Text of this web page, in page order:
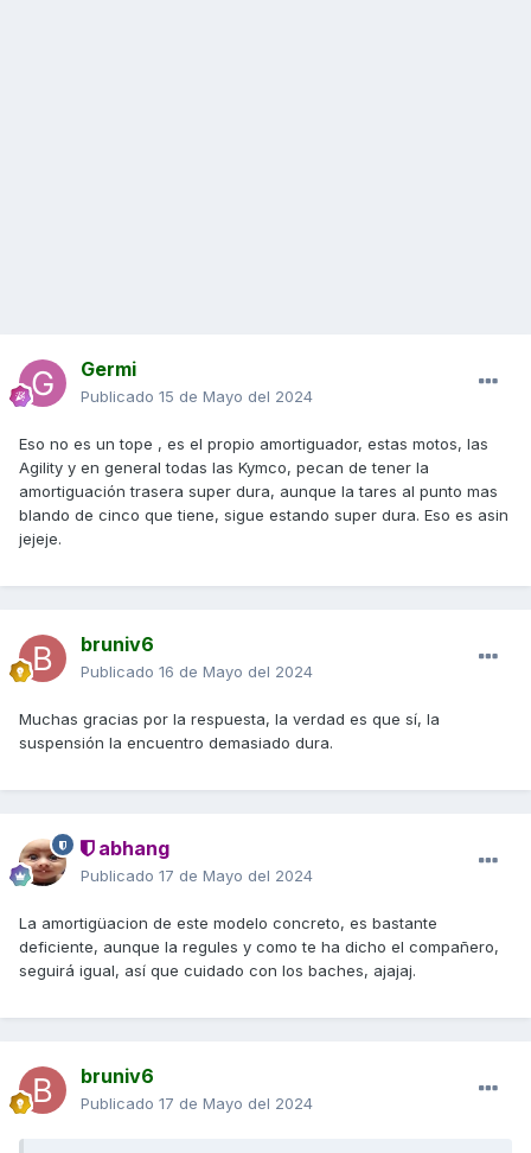
Germi
Publicado 15 de Mayo del 2024
Eso no es un tope , es el propio amortiguador, estas motos, las
Agility y en general todas las Kymco, pecan de tener la
amortiguación trasera super dura, aunque la tares al punto mas
blando de cinco que tiene, sigue estando super dura. Eso es asin
jejeje.
bruniv6
Publicado 16 de Mayo del 2024
Muchas gracias por la respuesta, la verdad es que sí, la
suspensión la encuentro demasiado dura.
abhang
Publicado 17 de Mayo del 2024
La amortigüacion de este modelo concreto, es bastante
deficiente, aunque la regules y como te ha dicho el compañero,
seguirá igual, así que cuidado con los baches, ajajaj.
bruniv6
Publicado 17 de Mayo del 2024